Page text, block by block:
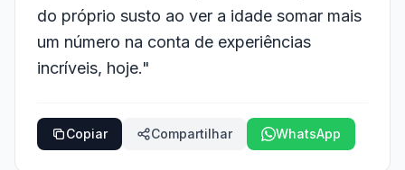
do próprio susto ao ver a idade somar mais
um número na conta de experiências
incríveis, hoje."
Copiar Compartilhar WhatsApp